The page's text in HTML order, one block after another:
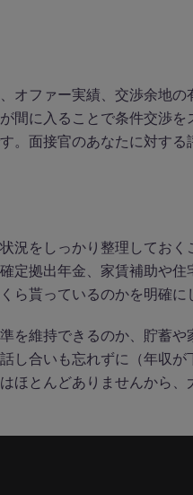
オファー実績、交渉余地
間に入ることで条件交渉を
。面接官のあなたに対す
況をしっかり整理しておく
定拠出年金、家賃補助や
ら貰っているのかを明確に
を維持できるのか、貯蓄
し合いも忘れずに（年収
ほとんどありませんから、